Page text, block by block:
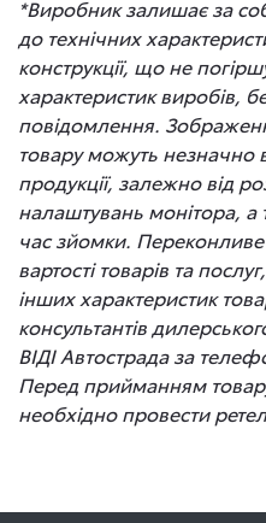
*Виробник залишає за
до технічних
конструкції, що не
характеристик виробів,
повідомлення.
товару можуть незначно
продукції, залежно від
налаштувань монітора, а
час зйомки.
вартості товарів та
інших характеристик
консультантів
ВІДІ Автострада за
Перед прийманням
необхідно провести